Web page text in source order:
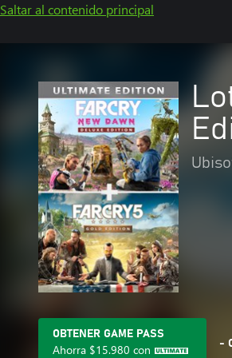
Saltar al contenido principal
OBTENER GAME PASS
Ahorra $15.980 con -